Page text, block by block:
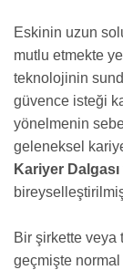
Eskinin uzun
mutlu etmekte
teknolojinin
güvence isteği
yönelmenin
geleneksel
Kariyer Dalgası
Bir şirkette veya
geçmişte